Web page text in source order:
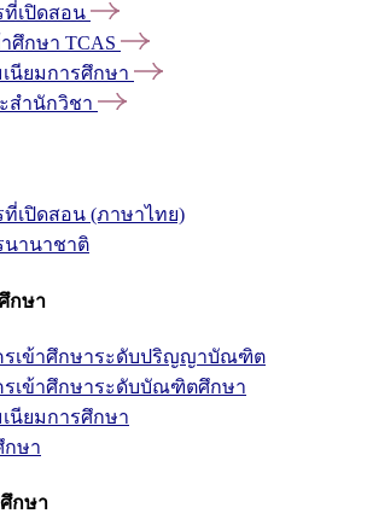
เปิดสอน
ศึกษา TCAS
นียมการศึกษา
สำนักวิชา
เปิดสอน (ภาษาไทย)
นานาชาติ
กษา
รเข้าศึกษาระดับปริญญาบัณฑิต
รเข้าศึกษาระดับบัณฑิตศึกษา
นียมการศึกษา
กษา
กษา